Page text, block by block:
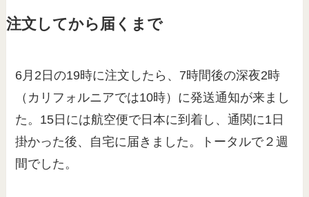
注文してから届くまで
6月2日の19時に注文したら、7時間後の深夜2時
（カリフォルニアでは10時）に発送通知が来まし
た。15日には航空便で日本に到着し、通関に1日
掛かった後、自宅に届きました。トータルで２週
間でした。